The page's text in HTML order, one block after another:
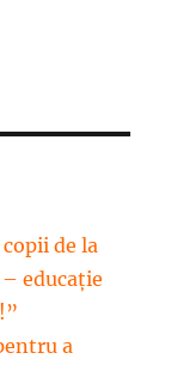
de la
educație
a